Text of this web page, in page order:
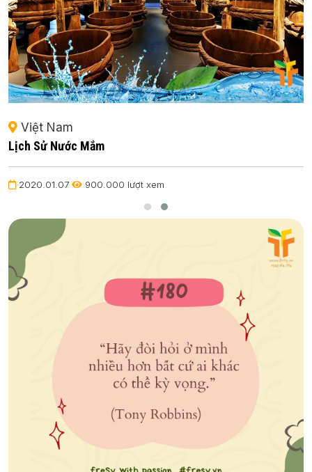
Việt Nam
Lịch Sử Nước Mắm
2020.01.07 900.000 lượt xem